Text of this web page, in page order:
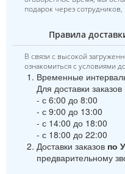
подарок через
Правила
В связи с высокой
ознакомиться с условиями
Временные
Для доставки
- с 6:00 до 8:00
- с 9:00 до 13:00
- с 14:00 до 18:00
- с 18:00 до 22:00
Доставки заказов по
предварительному